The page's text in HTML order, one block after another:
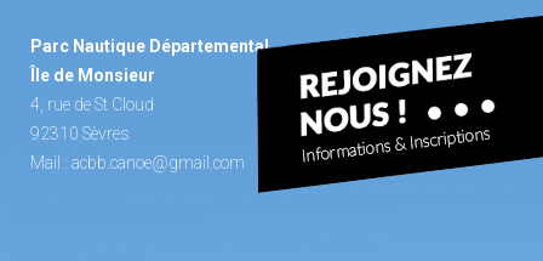
Parc Nautique Départemental
Île de Monsieur
4, rue de St Cloud
92310 Sèvres
Mail : acbb.canoe@gmail.com